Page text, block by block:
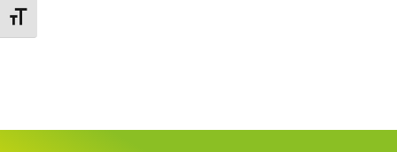
Betűméret váltása